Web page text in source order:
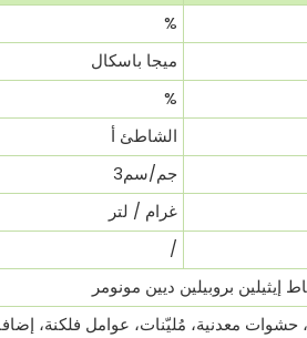
%
ميجا باسكال
%
الشاطئ أ
جم/سم3
غرام / لتر
/
حشوات معدنية، مُليّنات، عوامل فلكنة،